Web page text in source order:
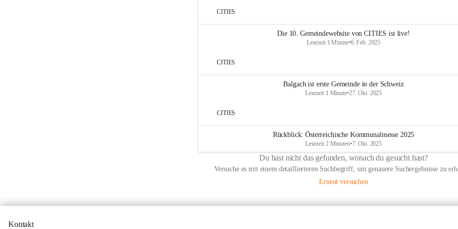
CITIES
Die 10. Gemeindewebsite von CITIES ist live!
Lesezeit 1 Minute•6. Feb. 2025
CITIES
Balgach ist erste Gemeinde in der Schweiz
Lesezeit 1 Minute•27. Okt. 2025
CITIES
Rückblick: Österreichische Kommunalmesse 2025
Lesezeit 2 Minuten•7. Okt. 2025
Du hast nicht das gefunden, wonach du gesucht hast?
Versuche es mit einem detaillierteren Suchbegriff, um genauere Suchergebnisse zu
Erneut versuchen
Kontakt